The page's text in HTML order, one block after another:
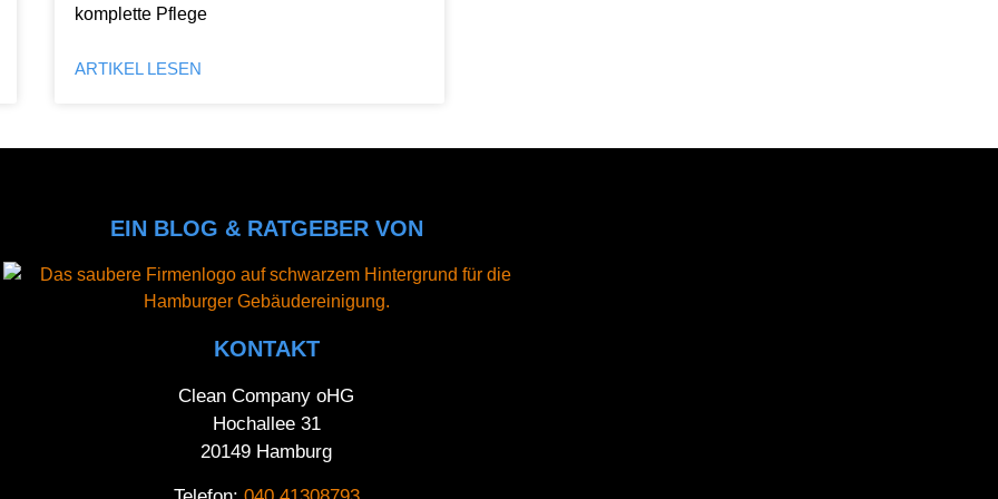
komplette Pflege
ARTIKEL LESEN
EIN BLOG & RATGEBER VON
KONTAKT
Clean Company oHG
Hochallee 31
20149 Hamburg